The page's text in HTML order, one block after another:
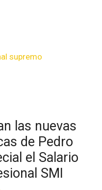
supremo
las nuevas
de Pedro
el Salario
SMI